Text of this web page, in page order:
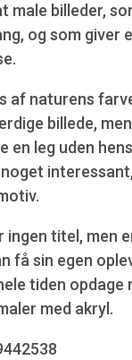
male billeder,
og som giver
af naturens
billede,
leg uden
ingen titel, men
få sin egen
tiden opdage
med akryl.